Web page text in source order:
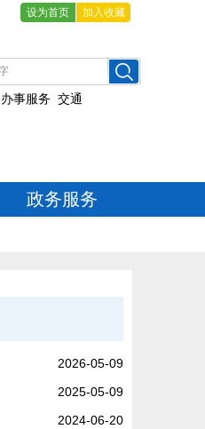
设为首页 加入收藏
政务服务
2026-05-09
2025-05-09
2024-06-20